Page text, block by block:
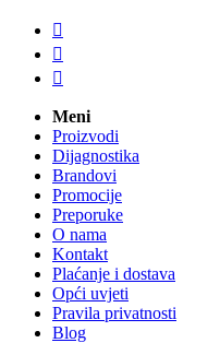



Meni
Proizvodi
Dijagnostika
Brandovi
Promocije
Preporuke
O nama
Kontakt
Plaćanje i dostava
Opći uvjeti
Pravila privatnosti
Blog